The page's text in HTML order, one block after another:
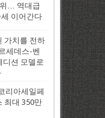
… 역대급
이어간다
가치를 전하
세데스-벤
디션 모델로
리아세일페
최대 350만